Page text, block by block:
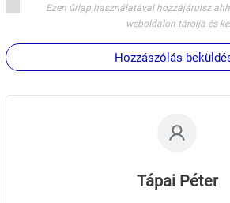
4 "Aki fel szeretné
tudását az új szezon
annak érdemes
40. "A különbségeket
Ezen űrlap használatával hozzájárulsz
weboldalon tárolja és
Hozzászólás
Tápai Péter